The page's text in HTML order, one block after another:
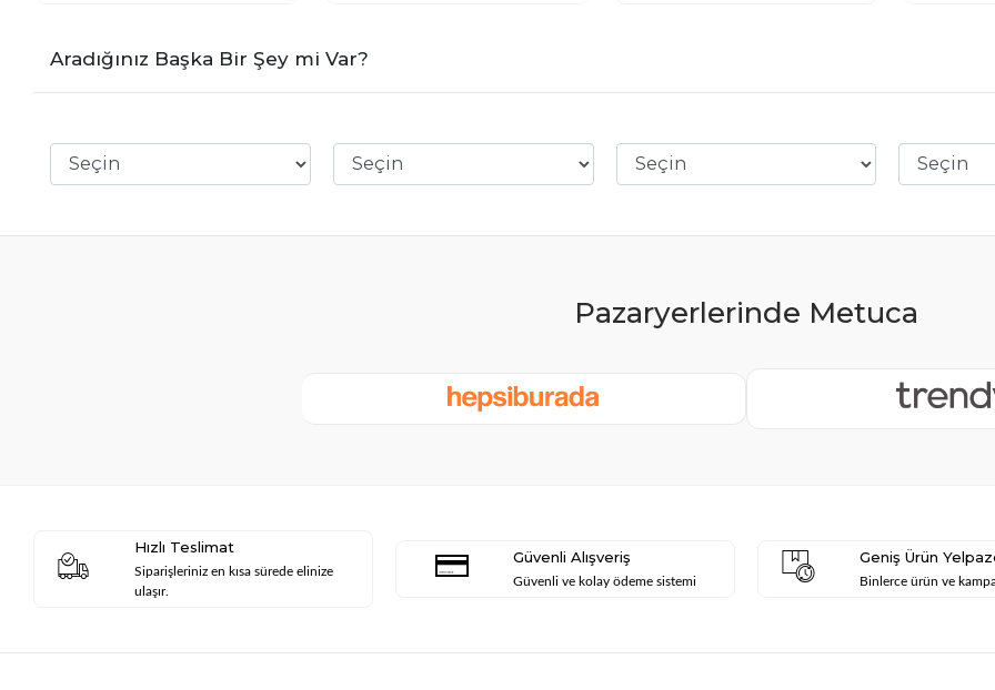
Aradığınız Başka Bir Şey mi Var?
Hızlı Teslimat
Siparişleriniz en kısa sürede elinize
ulaşır.
Güvenli Alışveriş
Güvenli ve kolay ödeme sistemi
Geniş Ürün
Binlerce ürün ve